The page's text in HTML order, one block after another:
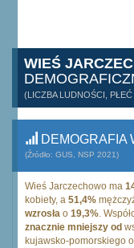
WIEŚ
(LICZBA LUDNOŚCI,
DEMOGRAFIA
(Źródło: GUS, NSP 2021)
Wieś Jarczechowo ma
kobiety, a 51,4%
wzrosła o 19,3%.
znacznie mniejszy od
kujawsko-pomorskiego